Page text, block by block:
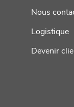
Nous
Logistique
Devenir